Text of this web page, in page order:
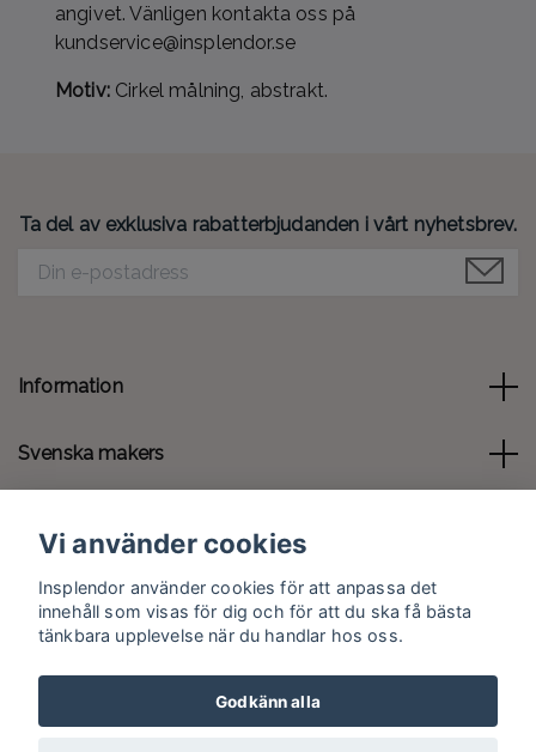
angivet. Vänligen kontakta oss på
kundservice@insplendor.se
Motiv: Cirkel målning, abstrakt.
Ta del av exklusiva rabatterbjudanden i vårt nyhetsbrev.
Information
Svenska makers
Sociala medier
Vi använder cookies
Insplendor använder cookies för att anpassa det
innehåll som visas för dig och för att du ska få bästa
tänkbara upplevelse när du handlar hos oss.
Godkänn alla